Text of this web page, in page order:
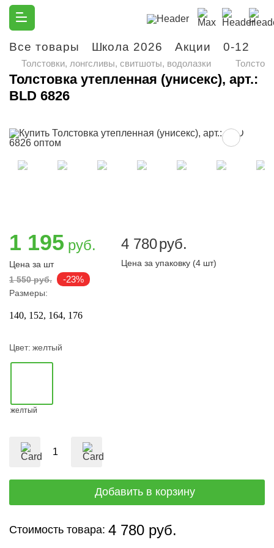
Все товары Школа 2026 Акции 0-12
Толстовки, лонгсливы, свитшоты, водолазки
Толстовка утепленная (унисекс), арт.:
BLD 6826
1 550 руб. -23%
1 195 руб.
Цена за шт
4 780руб.
Цена за упаковку (4 шт)
Размеры:
140 152 164 176
Цвет: желтый
желтый
Стоимость товара: 4 780 руб.